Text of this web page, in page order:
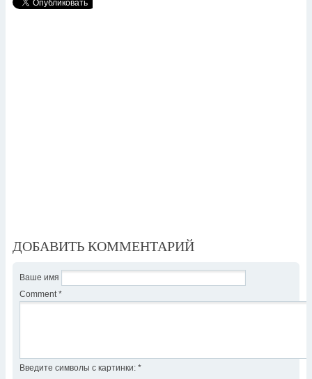
ДОБАВИТЬ КОММЕНТАРИЙ
Ваше имя
Comment *
Введите символы с картинки: *